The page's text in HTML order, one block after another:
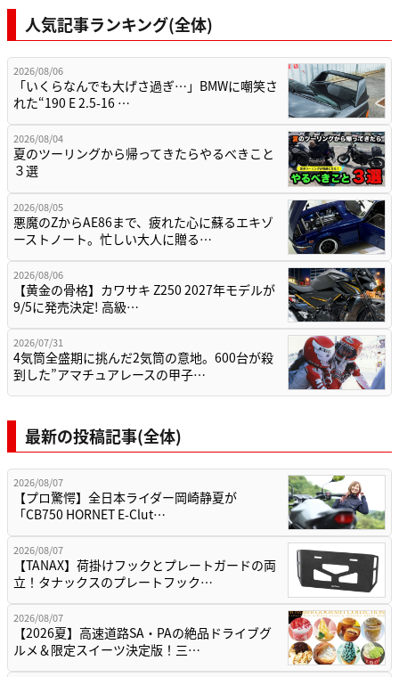
人気記事ランキング(全体)
2026/08/06
「いくらなんでも大げさ過ぎ…」BMWに嘲笑さ
れた“190 E 2.5-16 …
2026/08/04
夏のツーリングから帰ってきたらやるべきこと
３選
2026/08/05
悪魔のZからAE86まで、疲れた心に蘇るエキゾ
ーストノート。忙しい大人に贈る…
2026/08/06
【黄金の骨格】カワサキ Z250 2027年モデルが
9/5に発売決定! 高級…
2026/07/31
4気筒全盛期に挑んだ2気筒の意地。600台が殺
到した”アマチュアレースの甲子…
最新の投稿記事(全体)
2026/08/07
【プロ驚愕】全日本ライダー岡崎静夏が
「CB750 HORNET E-Clut…
2026/08/07
【TANAX】荷掛けフックとプレートガードの両
立！タナックスのプレートフック…
2026/08/07
【2026夏】高速道路SA・PAの絶品ドライブグ
ルメ＆限定スイーツ決定版！三…